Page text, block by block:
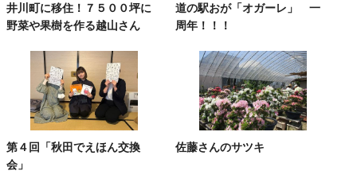
井川町に移住！７５００坪に
野菜や果樹を作る越山さん
道の駅おが「オガーレ」 一
周年！！！
第４回「秋田でえほん交換
会」
佐藤さんのサツキ